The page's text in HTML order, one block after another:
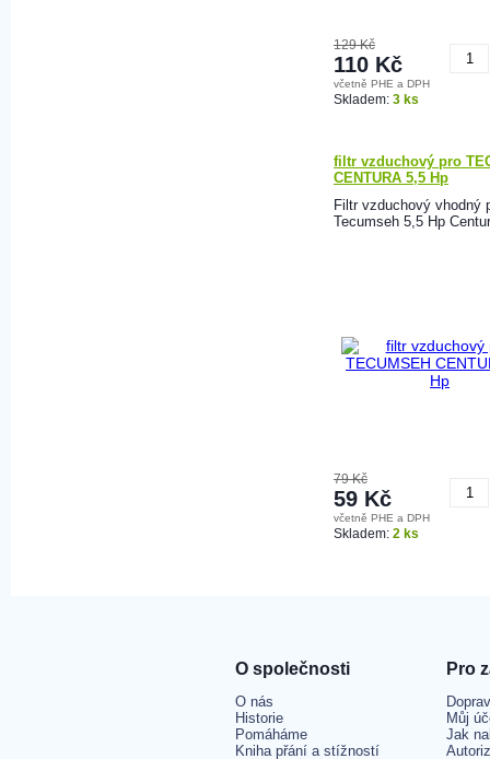
129 Kč
110 Kč
včetně PHE a DPH
Skladem: 3 ks
filtr vzduchový pro
CENTURA 5,5 Hp
Filtr vzduchový vhodný
Tecumseh 5,5 Hp
79 Kč
59 Kč
včetně PHE a DPH
Skladem: 2 ks
O společnosti
O nás
Historie
Pomáháme
Kniha přání a stížností
Pro
Můj
Jak